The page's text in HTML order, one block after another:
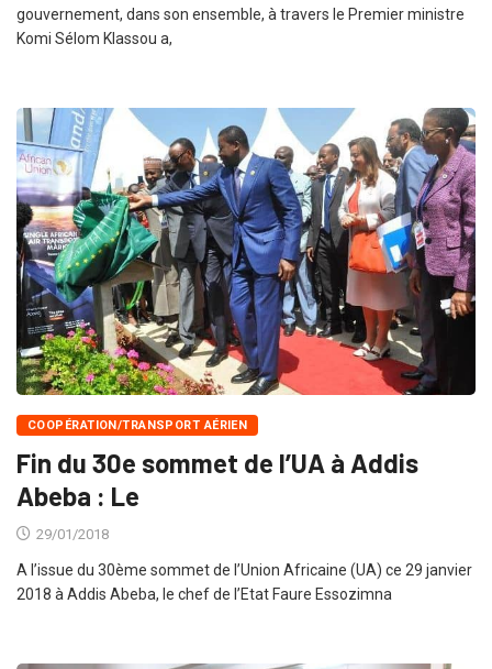
gouvernement, dans son ensemble, à travers le Premier ministre
Komi Sélom Klassou a,
COOPÉRATION/TRANSPORT AÉRIEN
Fin du 30e sommet de l’UA à Addis
Abeba : Le
29/01/2018
A l’issue du 30ème sommet de l’Union Africaine (UA) ce 29 janvier
2018 à Addis Abeba, le chef de l’Etat Faure Essozimna